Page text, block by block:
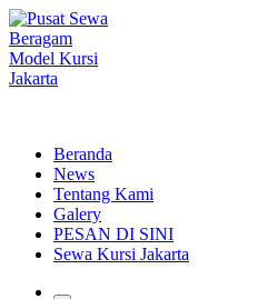
Lewati
ke
konten
Beranda
News
Tentang Kami
Galery
PESAN DI SINI
Sewa Kursi Jakarta